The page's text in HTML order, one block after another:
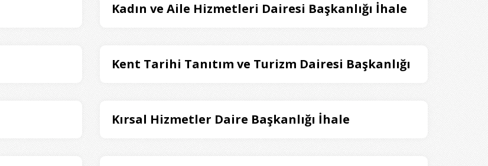
Kadın ve Aile Hizmetleri Dairesi Başkanlığı İhale
Kent Tarihi Tanıtım ve Turizm Dairesi Başkanlığı
Kırsal Hizmetler Daire Başkanlığı İhale